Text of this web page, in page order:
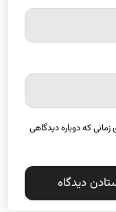
که دوباره دیدگاهی